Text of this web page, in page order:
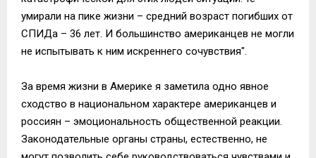
умирали на пике жизни – средний возраст погибших от
СПИДа – 36 лет. И большинство американцев не могли
не испытывать к ним искреннего сочувствия".
За время жизни в Америке я заметила одно явное
сходство в национальном характере американцев и
россиян – эмоциональность общественной реакции.
Законодательные органы страны, естественно, не